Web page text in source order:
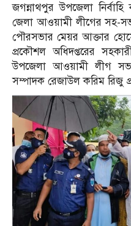
জগন্নাথপুর উপজেলা নির্বাহি
জেলা আওয়ামী লীগের সহ-
পৌরসভার মেয়র আক্তার
প্রকৌশল অধিদপ্তরের
উপজেলা আওয়ামী লীগ
সম্পাদক রেজাউল করিম রিজু